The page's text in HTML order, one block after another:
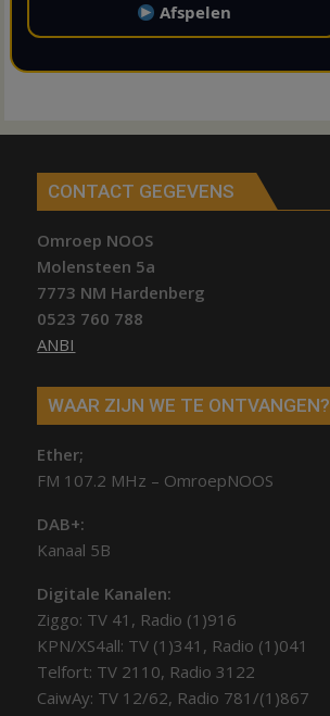
Afspelen
CONTACT GEGEVENS
Omroep NOOS
Molensteen 5a
7773 NM Hardenberg
0523 760 788
ANBI
WAAR ZIJN WE TE ONTVANGEN?
Ether;
FM 107.2 MHz – OmroepNOOS
DAB+:
Kanaal 5B
Digitale Kanalen:
Ziggo: TV 41, Radio (1)916
KPN/XS4all: TV (1)341, Radio (1)041
Telfort: TV 2110, Radio 3122
CaiwAy: TV 12/62, Radio 781/(1)867